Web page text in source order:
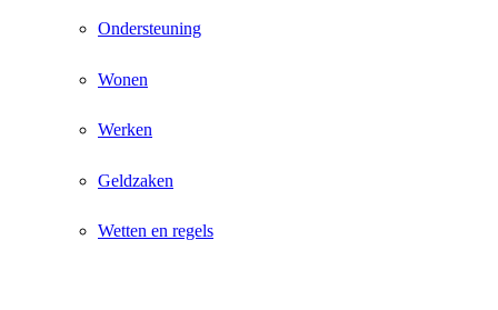
Ondersteuning
Wonen
Werken
Geldzaken
Wetten en regels